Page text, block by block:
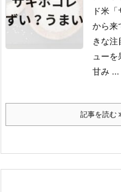
ド米「
から来
きな注
ュー
甘み ...
記事を読む